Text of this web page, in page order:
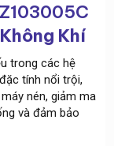
Khí
trong các hệ
tính nổi trội,
nén, giảm ma
và đảm bảo